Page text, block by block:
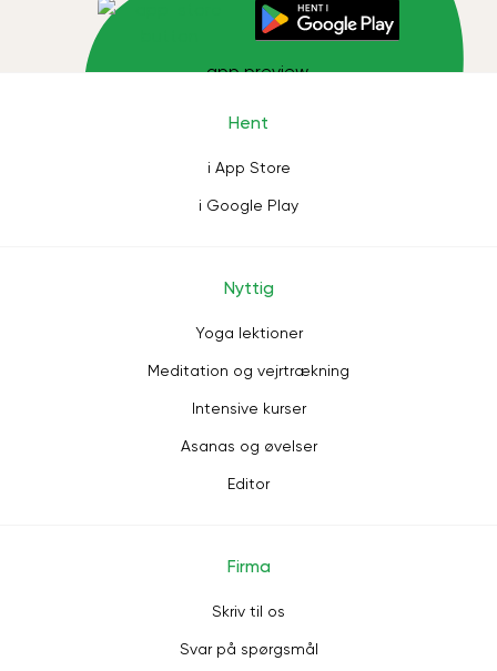
Hent
i App Store
i Google Play
Nyttig
Yoga lektioner
Meditation og vejrtrækning
Intensive kurser
Asanas og øvelser
Editor
Firma
Skriv til os
Svar på spørgsmål